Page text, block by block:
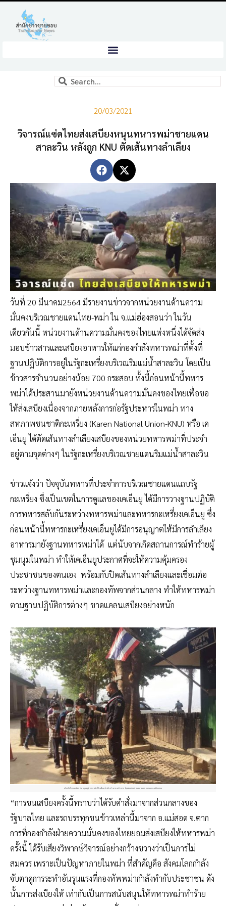
20/03/2021
วิจารณ์แซ่ดไทยส่งเสบียงหนุนทหารพม่าชายแดน
สาละวิน หลังถูก KNU ตัดเส้นทางลำเลียง
วันที่ 20 มีนาคม2564 มีรายงานข่าวจากหน่วยงานด้านความ
มั่นคงบริเวณชายแดนไทย-พม่า ใน จ.แม่ฮ่องสอนว่า ในวัน
เดียวกันนี้ หน่วยงานด้านความมั่นคงของไทยแห่งหนึ่งได้จัดส่ง
มอบข้าวสารและเสบียงอาหารให้แก่กองกำลังทหารพม่าที่ตั้งที่
ฐานปฏิบัติการอยู่ในรัฐกะเหรี่ยงบริเวณริมแม่น้ำสาละวิน โดยเป็น
ข้าวสารจำนวนอย่างน้อย 700 กระสอบ ทั้งนี้ก่อนหน้านี้ทหาร
พม่าได้ประสานมายังหน่วยงานด้านความมั่นคงของไทยเพื่อขอ
ให้ส่งเสบียงเนื่องจากภายหลังการก่อรัฐประหารในพม่า ทาง
สหภาพชนชาติกะเหรี่ยง (Karen National Union-KNU) หรือ เค
เอ็นยู ได้ตัดเส้นทางลำเลียงเสบียงของหน่วยทหารพม่าที่ประจำ
อยู่ตามจุดต่างๆ ในรัฐกะเหรี่ยงบริเวณชายแดนริมแม่น้ำสาละวิน
ข่าวแจ้งว่า ปัจจุบันทหารที่ประจำการบริเวณชายแดนแถบรัฐ
กะเหรี่ยง ซึ่งเป็นเขตในการดูแลของเคเอ็นยู ได้มีการวางฐานปฏิบัติ
การทหารสลับกันระหว่างทหารพม่าและทหารกะเหรี่ยงเคเอ็นยู ซึ่ง
ก่อนหน้านี้ทหารกะเหรี่ยงเคเอ็นยูได้มีการอนุญาตให้มีการลำเลียง
อาหารมายังฐานทหารพม่าได้ แต่นับจากเกิดสถานการณ์ทำร้ายผู้
ชุมนุมในพม่า ทำให้เคเอ็นยูประกาศที่จะให้ความคุ้มครอง
ประชาชนของตนเอง พร้อมกับปิดเส้นทางลำเลียงและเชื่อมต่อ
ระหว่างฐานทหารพม่าและกองทัพจากส่วนกลาง ทำให้ทหารพม่า
ตามฐานปฏิบัติการต่างๆ ขาดแคลนเสบียงอย่างหนัก
เจ้าหน้าที่ชายแดนไทย ตวรจอุณหภูมิ ทหารพม่าที่ข้ามฝั่งมาลำเลียงข้าวสารและอาหาร ที่จุดผ่อนปรนบ้านแม่สามแลบ อ.สบเมย จ.แม่ฮ่องสอน
“การขนเสบียงครั้งนี้ทราบว่าได้รับคำสั่งมาจากส่วนกลางของ
รัฐบาลไทย และรถบรรทุกขนข้าวเหล่านี้มาจาก อ.แม่สอด จ.ตาก
การที่กองกำลังฝ่ายความมั่นคงของไทยยอมส่งเสบียงให้ทหารพม่า
ครั้งนี้ ได้รับเสียงวิพากษ์วิจารณ์อย่างกว้างขวางว่าเป็นการไม่
สมควร เพราะเป็นปัญหาภายในพม่า ที่สำคัญคือ สังคมโลกกำลัง
จับตาดูการระทำอันรุนแรงที่กองทัพพม่ากำลังทำกับประชาชน ดัง
นั้นการส่งเบียงให้ เท่ากับเป็นการสนับสนุนให้ทหารพม่าทำร้าย